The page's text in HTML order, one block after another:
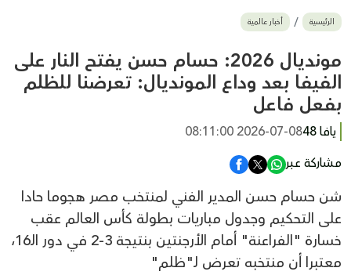
بيع وشراء
أخبار القدس
وفيات
المزيد
الرئيسية أخبار عالمية
مونديال 2026: حسام حسن يفتح النار على
الفيفا بعد وداع المونديال: تعرضنا للظلم
بفعل فاعل
يافا 48
2026-07-08 08:11:00
مشاركة عبر
شن حسام حسن المدير الفني لمنتخب مصر هجوما حادا
على التحكيم وجدول مباريات بطولة كأس العالم عقب
خسارة "الفراعنة" أمام الأرجنتين بنتيجة 3-2 في دور الـ16،
معتبرا أن منتخبه تعرض لـ"ظلم"